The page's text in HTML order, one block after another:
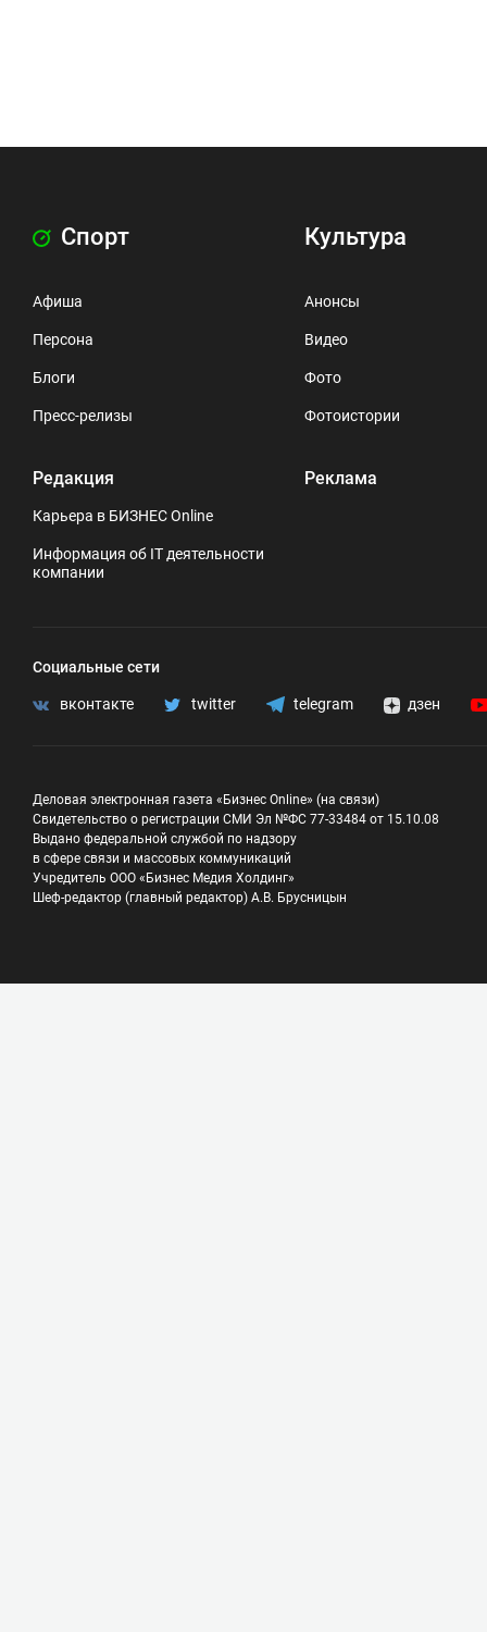
Спорт
Афиша
Персона
Блоги
Пресс-релизы
Редакция
Карьера в БИЗНЕС Online
Информация об IT деятельности
компании
Культура
Анонсы
Видео
Фото
Фотоистории
Реклама
Социальные сети
вконтакте twitter telegram дзен
Деловая электронная газета «Бизнес Online» (на связи)
Свидетельство о регистрации СМИ Эл №ФС 77-33484 от 15.10.08
Выдано федеральной службой по надзору
в сфере связи и массовых коммуникаций
Учредитель ООО «Бизнес Медия Холдинг»
Шеф-редактор (главный редактор) А.В. Брусницын